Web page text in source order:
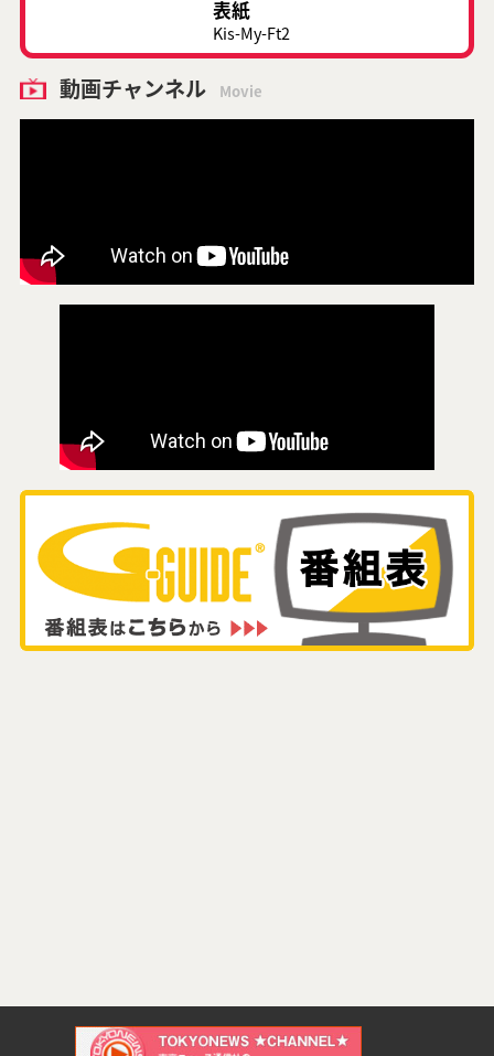
表紙
Kis-My-Ft2
動画チャンネル Movie